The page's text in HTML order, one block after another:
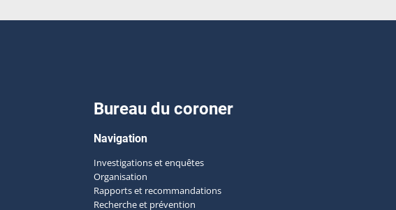
Bureau du coroner
Navigation
Investigations et enquêtes
Organisation
Rapports et recommandations
Recherche et prévention